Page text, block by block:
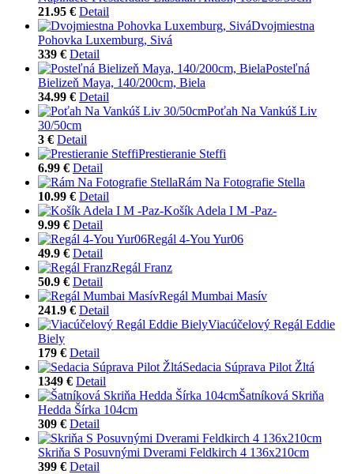
21.95 € Detail
Dvojmiestna
Pohovka Luxemburg, Sivá
339 € Detail
Posteľná
Bielizeň Maya, 140/200cm, Biela
34.99 € Detail
Poťah Na Vankúš Liv
30/50cm
3 € Detail
Prestieranie Steffi
6.99 € Detail
Rám Na Fotografie Stella
10.99 € Detail
Košík Adela I M -Paz-
9.99 € Detail
Regál 4-You Yur06
49.9 € Detail
Regál Franz
50.9 € Detail
Regál Mumbai Masív
241.9 € Detail
Viacúčelový Regál Eddie
Biely
179 € Detail
Sedacia Súprava Pilot Žltá
1349 € Detail
Šatníková Skriňa
Hedda Šírka 104cm
309 € Detail
Skriňa S Posuvnými Dverami Feldkirch 4 136x210cm
399 € Detail